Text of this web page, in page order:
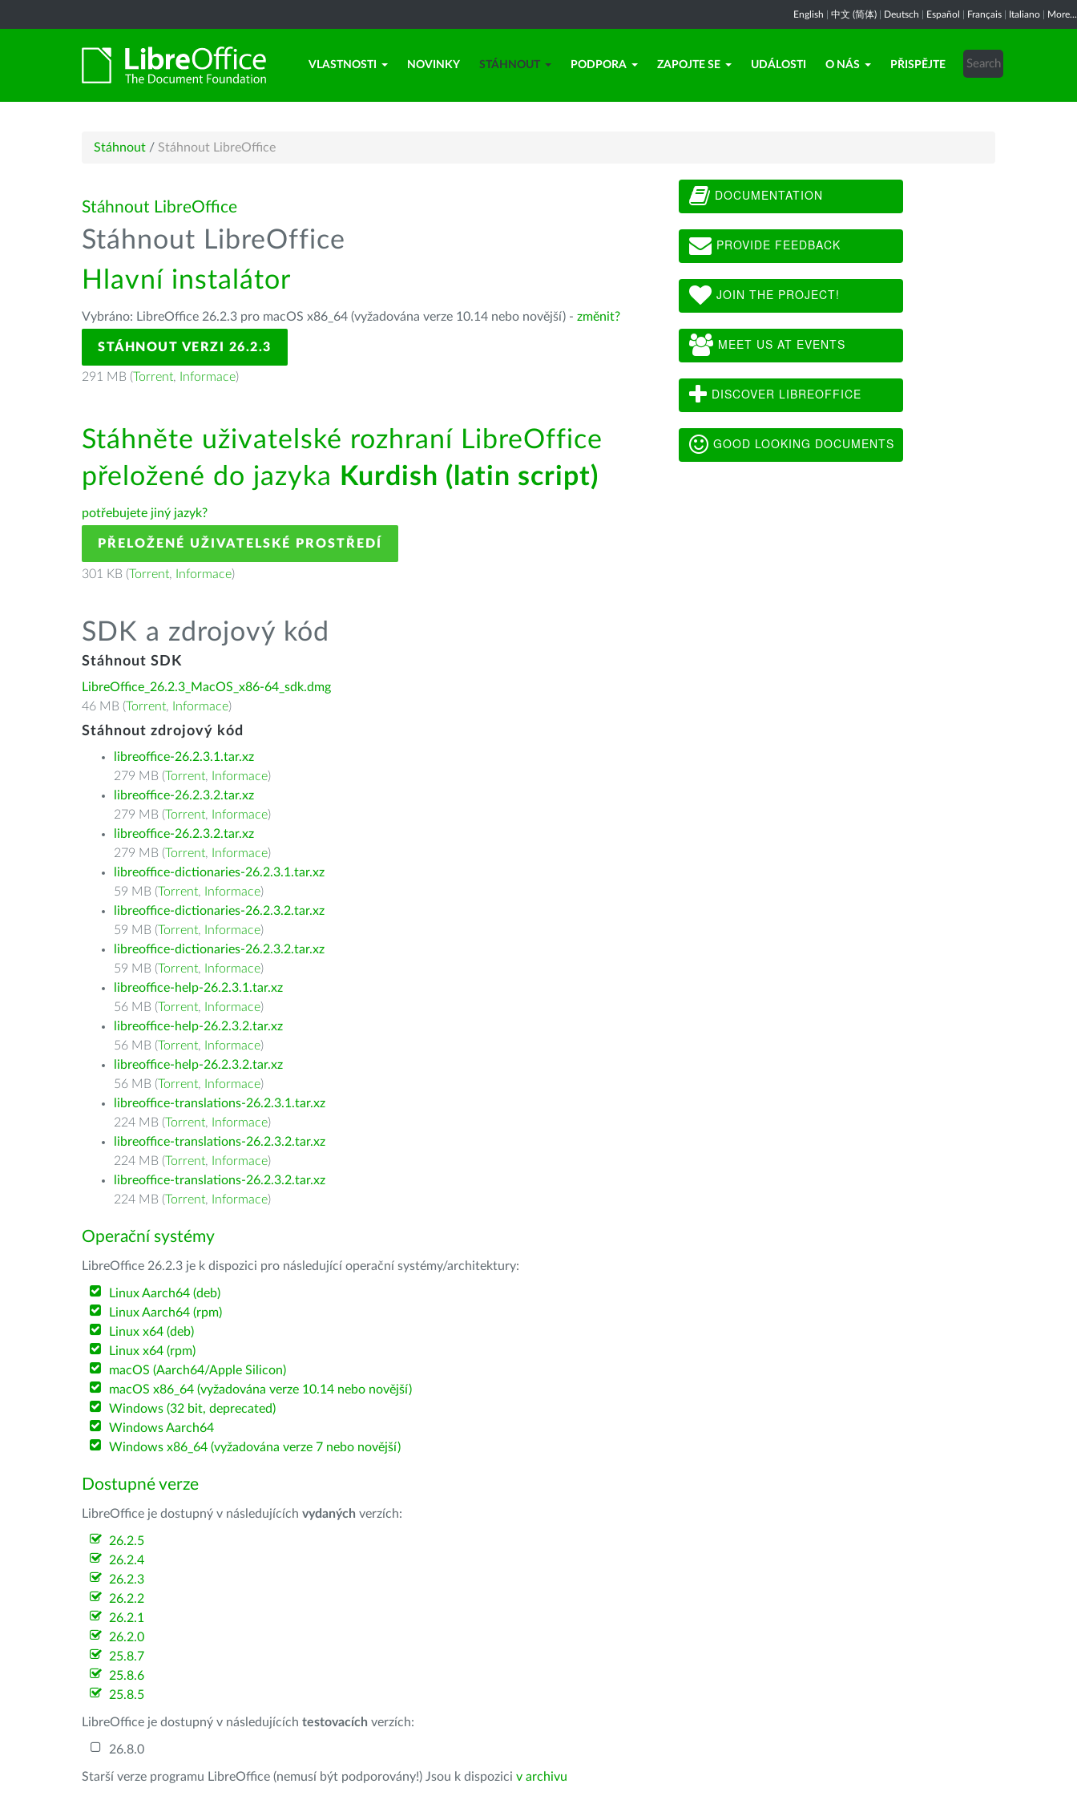
English 中文 (简体) Deutsch Español Français Italiano More...
VLASTNOSTI NOVINKY STÁHNOUT PODPORA ZAPOJTE SE UDÁLOSTI O NÁS PŘISPĚJTE
Stáhnout / Stáhnout LibreOffice
Stáhnout LibreOffice
Stáhnout LibreOffice
Hlavní instalátor
Vybráno: LibreOffice 26.2.3 pro macOS x86_64 (vyžadována verze 10.14 nebo novější) - změnit?
STÁHNOUT VERZI 26.2.3
291 MB (Torrent, Informace)
Stáhněte uživatelské rozhraní LibreOffice
přeložené do jazyka Kurdish (latin script)
potřebujete jiný jazyk?
PŘELOŽENÉ UŽIVATELSKÉ PROSTŘEDÍ
301 KB (Torrent, Informace)
SDK a zdrojový kód
Stáhnout SDK
LibreOffice_26.2.3_MacOS_x86-64_sdk.dmg
46 MB (Torrent, Informace)
Stáhnout zdrojový kód
libreoffice-26.2.3.1.tar.xz
279 MB (Torrent, Informace)
libreoffice-26.2.3.2.tar.xz
279 MB (Torrent, Informace)
libreoffice-26.2.3.2.tar.xz
279 MB (Torrent, Informace)
libreoffice-dictionaries-26.2.3.1.tar.xz
59 MB (Torrent, Informace)
libreoffice-dictionaries-26.2.3.2.tar.xz
59 MB (Torrent, Informace)
libreoffice-dictionaries-26.2.3.2.tar.xz
59 MB (Torrent, Informace)
libreoffice-help-26.2.3.1.tar.xz
56 MB (Torrent, Informace)
libreoffice-help-26.2.3.2.tar.xz
56 MB (Torrent, Informace)
libreoffice-help-26.2.3.2.tar.xz
56 MB (Torrent, Informace)
libreoffice-translations-26.2.3.1.tar.xz
224 MB (Torrent, Informace)
libreoffice-translations-26.2.3.2.tar.xz
224 MB (Torrent, Informace)
libreoffice-translations-26.2.3.2.tar.xz
224 MB (Torrent, Informace)
Operační systémy
LibreOffice 26.2.3 je k dispozici pro následující operační systémy/architektury:
Linux Aarch64 (deb)
Linux Aarch64 (rpm)
Linux x64 (deb)
Linux x64 (rpm)
macOS (Aarch64/Apple Silicon)
macOS x86_64 (vyžadována verze 10.14 nebo novější)
Windows (32 bit, deprecated)
Windows Aarch64
Windows x86_64 (vyžadována verze 7 nebo novější)
Dostupné verze
LibreOffice je dostupný v následujících vydaných verzích:
26.2.5
26.2.4
26.2.3
26.2.2
26.2.1
26.2.0
25.8.7
25.8.6
25.8.5
LibreOffice je dostupný v následujících testovacích verzích:
26.8.0
Starší verze programu LibreOffice (nemusí být podporovány!) Jsou k dispozici v archivu
DOCUMENTATION
PROVIDE FEEDBACK
JOIN THE PROJECT!
MEET US AT EVENTS
DISCOVER LIBREOFFICE
GOOD LOOKING DOCUMENTS